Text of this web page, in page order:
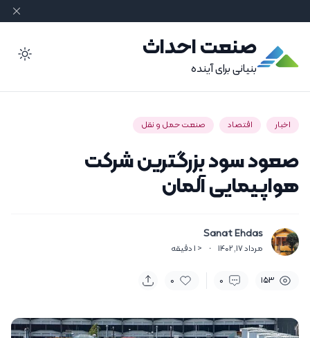
صنعت احداث
بنیانی برای آینده
اخبار اقتصاد صنعت حمل و نقل
صعود سود بزرگترین شرکت
هواپیمایی آلمان
Sanat Ehdas
مرداد 17, 1402 ·
< 1 دقیقه
153
0
0